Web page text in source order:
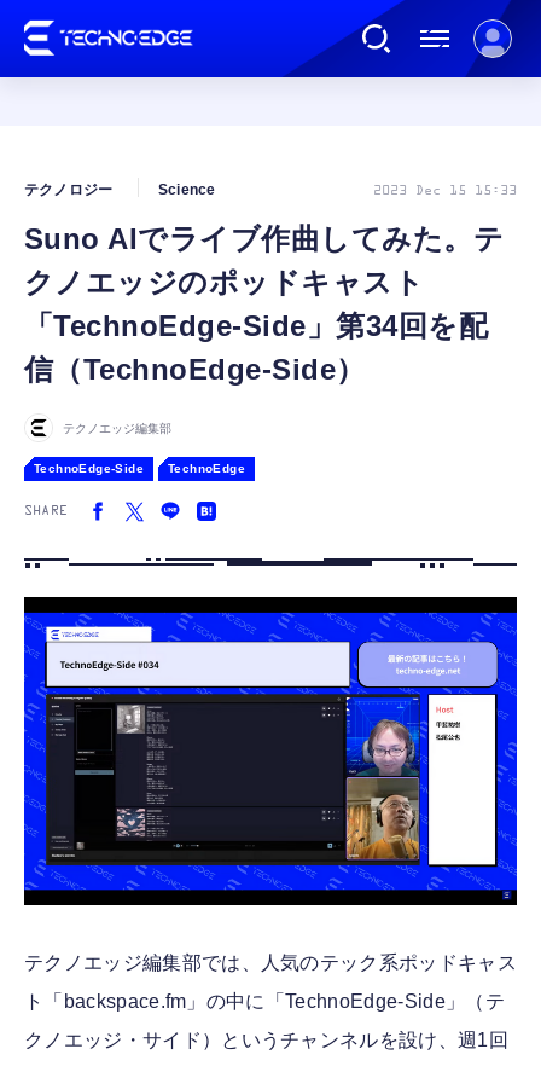
AI
ガジェット
ゲーム
カルチャー
FOLLOW US
Suno AIでライブ作曲してみた。テ
クノエッジのポッドキャスト
「TechnoEdge-Side」第34回を配
信（TechnoEdge-Side）
テクノロジー Science 2023 Dec 15 15:33
テクノエッジ編集部
TechnoEdge-Side TechnoEdge
SHARE
テクノエッジ編集部では、人気のテック系ポッドキャス
ト「backspace.fm」の中に「TechnoEdge-Side」（テ
クノエッジ・サイド）というチャンネルを設け、週1回